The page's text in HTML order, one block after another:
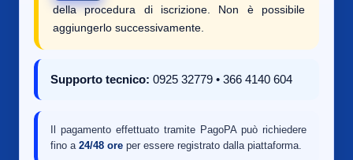
della procedura di iscrizione. Non è possibile
aggiungerlo successivamente.
Supporto tecnico: 0925 32779 • 366 4140 604
Il pagamento effettuato tramite PagoPA può richiedere
fino a 24/48 ore per essere registrato dalla piattaforma.